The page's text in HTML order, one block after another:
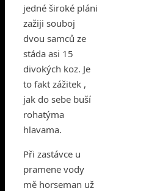
jedné široké pláni
zažiji souboj
dvou samců ze
stáda asi 15
divokých koz. Je
to fakt zážitek ,
jak do sebe buší
rohatýma
hlavama.
Při zastávce u
pramene vody
mě horseman už